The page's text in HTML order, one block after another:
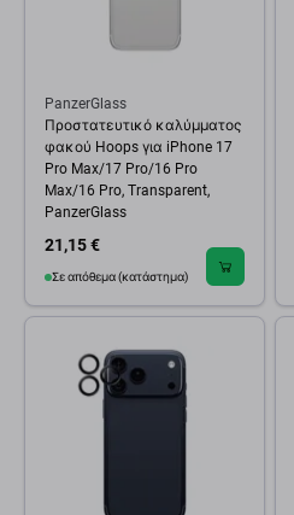
PanzerGlass
Προστατευτικό καλύμματος
φακού Hoops για iPhone 17
Pro Max/17 Pro/16 Pro
Max/16 Pro, Transparent,
PanzerGlass
21,15 €
Σε απόθεμα (κατάστημα)